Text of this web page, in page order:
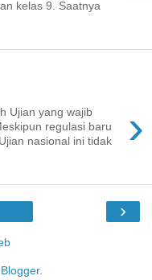
kelas 9. Saatnya
›
Ujian yang wajib
regulasi baru
nasional ini tidak
›
Blogger.